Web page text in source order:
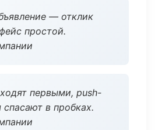
— отклик
простой.
первыми, push-
в пробках.